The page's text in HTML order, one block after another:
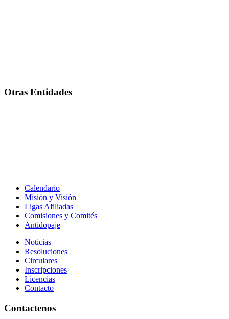
Otras Entidades
Calendario
Misión y Visión
Ligas Afiliadas
Comisiones y Comités
Antidopaje
Noticias
Resoluciones
Circulares
Inscripciones
Licencias
Contacto
Contactenos